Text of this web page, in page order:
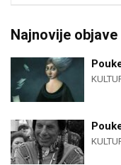
Najnovije objave